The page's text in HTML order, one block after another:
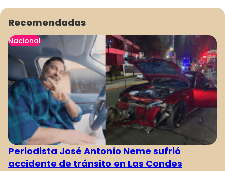
Recomendadas
Nacional
Periodista José Antonio Neme sufrió
accidente de tránsito en Las Condes